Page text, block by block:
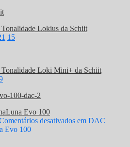
Lokius da Schiit
15
Tonalidade Loki Mini+ da Schiit
Evo 100
desativados em DAC
Evo 100